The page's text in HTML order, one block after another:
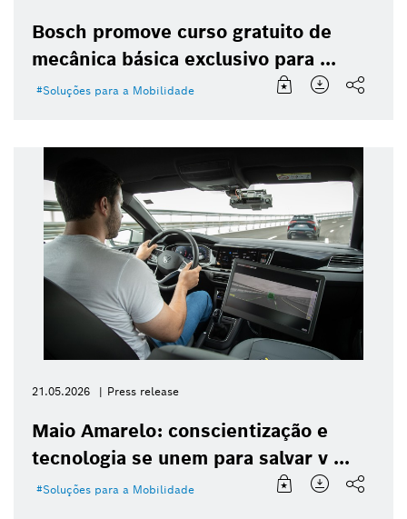
Bosch promove curso gratuito de
mecânica básica exclusivo para ...
Soluções para a Mobilidade
21.05.2026 Press release
Maio Amarelo: conscientização e
tecnologia se unem para salvar v ...
Soluções para a Mobilidade